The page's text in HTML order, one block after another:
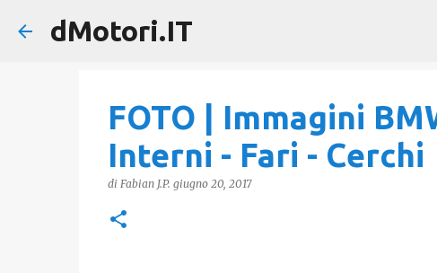
dMotori.IT
FOTO | Immagini
Interni - Fari - Cerchi
di Fabian J.P. giugno 20, 2017